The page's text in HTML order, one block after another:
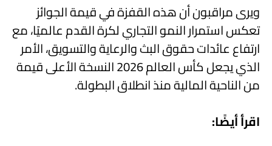
ويرى مراقبون أن هذه القفزة في قيمة الجوائز
تعكس استمرار النمو التجاري لكرة القدم عالميًا، مع
ارتفاع عائدات حقوق البث والرعاية والتسويق، الأمر
الذي يجعل كأس العالم 2026 النسخة الأعلى قيمة
من الناحية المالية منذ انطلاق البطولة.
اقرأ أيضًا: